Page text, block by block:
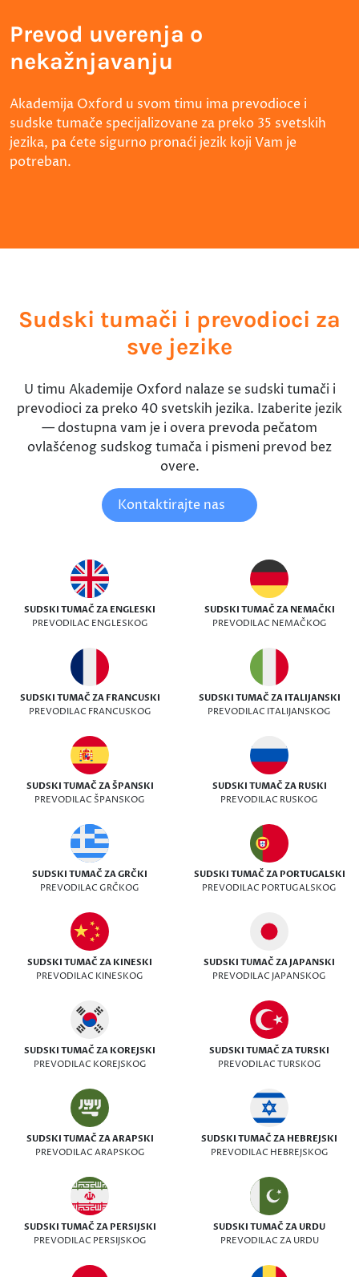
Prevod uverenja o
nekažnjavanju
Akademija Oxford u svom timu ima prevodioce i
sudske tumače specijalizovane za preko 35 svetskih
jezika, pa ćete sigurno pronaći jezik koji Vam je
potreban.
Sudski tumači i prevodioci za
sve jezike
U timu Akademije Oxford nalaze se sudski tumači i
prevodioci za preko 40 svetskih jezika. Izaberite jezik
— dostupna vam je i overa prevoda pečatom
ovlašćenog sudskog tumača i pismeni prevod bez
overe.
Kontaktirajte nas
SUDSKI TUMAČ ZA ENGLESKI
PREVODILAC ENGLESKOG
SUDSKI TUMAČ ZA NEMAČKI
PREVODILAC NEMAČKOG
SUDSKI TUMAČ ZA FRANCUSKI
PREVODILAC FRANCUSKOG
SUDSKI TUMAČ ZA ITALIJANSKI
PREVODILAC ITALIJANSKOG
SUDSKI TUMAČ ZA ŠPANSKI
PREVODILAC ŠPANSKOG
SUDSKI TUMAČ ZA RUSKI
PREVODILAC RUSKOG
SUDSKI TUMAČ ZA GRČKI
PREVODILAC GRČKOG
SUDSKI TUMAČ ZA PORTUGALSKI
PREVODILAC PORTUGALSKOG
SUDSKI TUMAČ ZA KINESKI
PREVODILAC KINESKOG
SUDSKI TUMAČ ZA JAPANSKI
PREVODILAC JAPANSKOG
SUDSKI TUMAČ ZA KOREJSKI
PREVODILAC KOREJSKOG
SUDSKI TUMAČ ZA TURSKI
PREVODILAC TURSKOG
SUDSKI TUMAČ ZA ARAPSKI
PREVODILAC ARAPSKOG
SUDSKI TUMAČ ZA HEBREJSKI
PREVODILAC HEBREJSKOG
SUDSKI TUMAČ ZA PERSIJSKI
PREVODILAC PERSIJSKOG
SUDSKI TUMAČ ZA URDU
PREVODILAC ZA URDU